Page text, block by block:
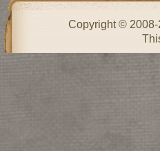
Copyright ©